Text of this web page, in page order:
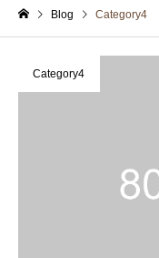
Blog Category4
Category4